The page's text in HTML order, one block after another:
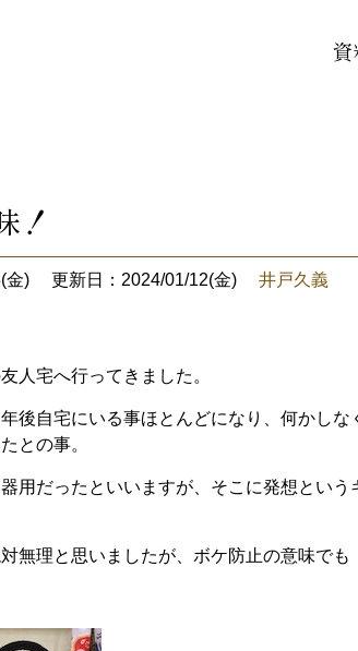
！
金) 更新日：2024/01/12(金) 井戸久義
人宅へ行ってきました。
後自宅にいる事ほとんどになり、何かし
との事。
用だったといいますが、そこに発想とい
無理と思いましたが、ボケ防止の意味でも